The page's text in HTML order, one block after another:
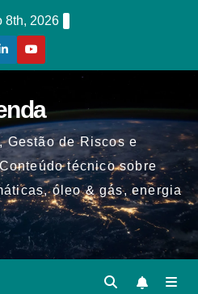
8th, 2026
Gestão de Riscos e
técnico sobre
óleo & gás, energia